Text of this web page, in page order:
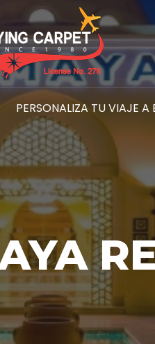
PERSONALIZA TU VIAJE A